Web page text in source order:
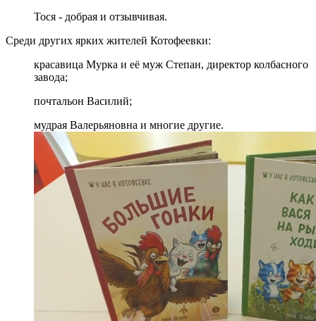
Тося - добрая и отзывчивая.
Среди других ярких жителей Котофеевки:
красавица Мурка и её муж Степан, директор колбасного
завода;
почтальон Василий;
мудрая Валерьяновна и многие другие.